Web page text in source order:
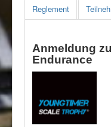
Reglement
Anmeldung
Endurance